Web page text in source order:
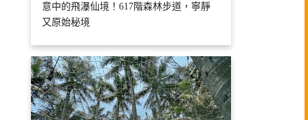
意中的飛瀑仙境！617階森林步道，寧靜
又原始秘境